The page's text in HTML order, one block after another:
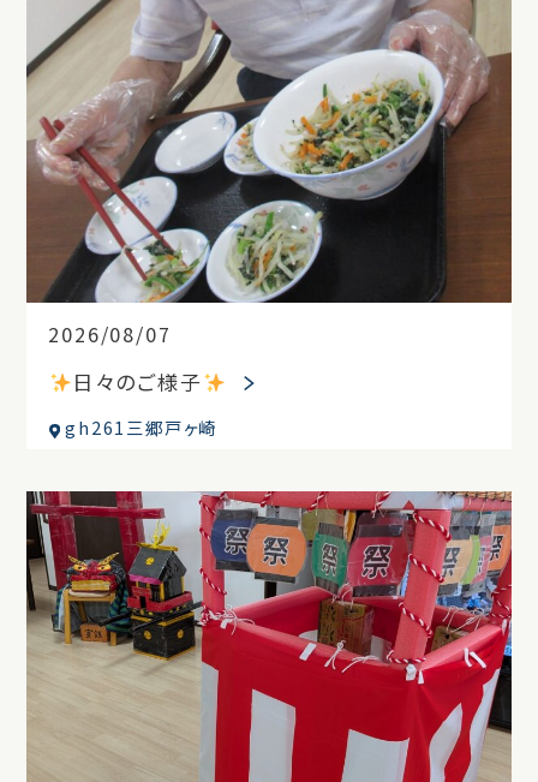
2026/08/07
日々のご様子
gh261三郷戸ヶ崎